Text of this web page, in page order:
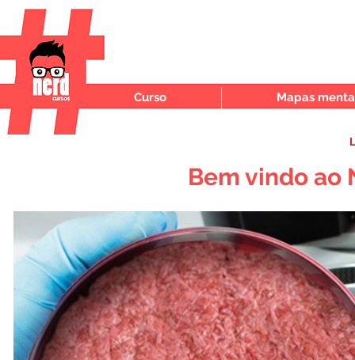
Curso Mapas
Bem vindo ao